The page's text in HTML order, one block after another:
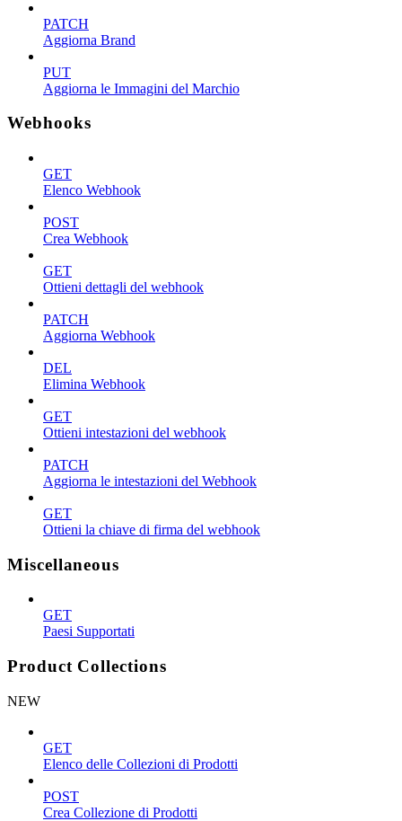
PATCH
Aggiorna Brand
PUT
Aggiorna le Immagini del Marchio
Webhooks
GET
Elenco Webhook
POST
Crea Webhook
GET
Ottieni dettagli del webhook
PATCH
Aggiorna Webhook
DEL
Elimina Webhook
GET
Ottieni intestazioni del webhook
PATCH
Aggiorna le intestazioni del Webhook
GET
Ottieni la chiave di firma del webhook
Miscellaneous
GET
Paesi Supportati
Product Collections
NEW
GET
Elenco delle Collezioni di Prodotti
POST
Crea Collezione di Prodotti